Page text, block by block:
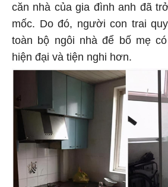
căn nhà của gia đình anh đã
mốc. Do đó, người con trai
toàn bộ ngôi nhà để bố mẹ
hiện đại và tiện nghi hơn.